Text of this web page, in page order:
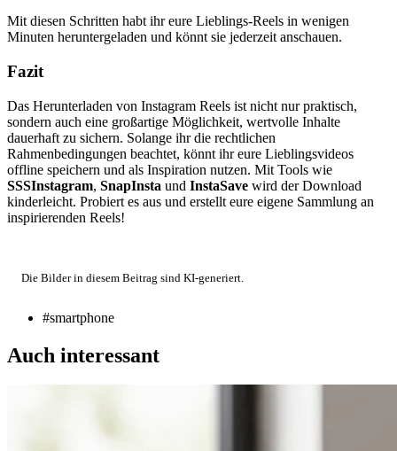
Mit diesen Schritten habt ihr eure Lieblings-Reels in wenigen
Minuten heruntergeladen und könnt sie jederzeit anschauen.
Fazit
Das Herunterladen von Instagram Reels ist nicht nur praktisch,
sondern auch eine großartige Möglichkeit, wertvolle Inhalte
dauerhaft zu sichern. Solange ihr die rechtlichen
Rahmenbedingungen beachtet, könnt ihr eure Lieblingsvideos
offline speichern und als Inspiration nutzen. Mit Tools wie
SSSInstagram, SnapInsta und InstaSave wird der Download
kinderleicht. Probiert es aus und erstellt eure eigene Sammlung an
inspirierenden Reels!
Die Bilder in diesem Beitrag sind KI-generiert.
#smartphone
Auch interessant